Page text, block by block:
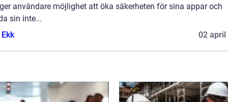
användare möjlighet att öka säkerheten för sina appar och
sin inte...
02 april